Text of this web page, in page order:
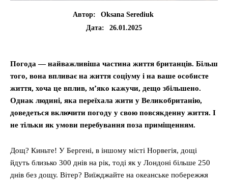
Автор:
Oksana Serediuk
Дата:
26.01.2025
Погода — найважливіша частина життя британців. Більш
того, вона впливає на життя соціуму і на ваше особисте
життя, хоча це вплив, м’яко кажучи, дещо збільшено.
Однак людині, яка переїхала жити у Великобританію,
доведеться включити погоду у свою повсякденну життя. І
не тільки як умови перебування поза приміщенням.
Дощ? Киньте! У Бергені, в іншому місті Норвегія, дощі
йдуть близько 300 днів на рік, тоді як у Лондоні більше 250
днів без дощу. Вітер? Виїжджайте на океанське побережжя